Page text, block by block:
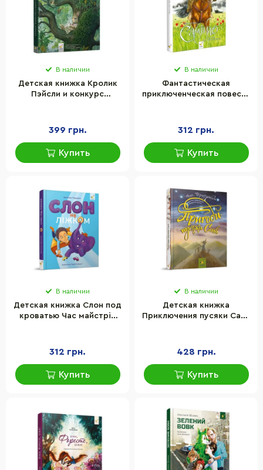
В наличии
Детская книжка Кролик
Пэйсли и конкурс
399 грн.
Купить
В наличии
Фантастическая
приключенческая повесть
312 грн.
Купить
В наличии
Детская книжка Слон под
кроватью Час майстрів
312 грн.
Купить
В наличии
Детская книжка
Приключения пусяки Сани
428 грн.
Купить